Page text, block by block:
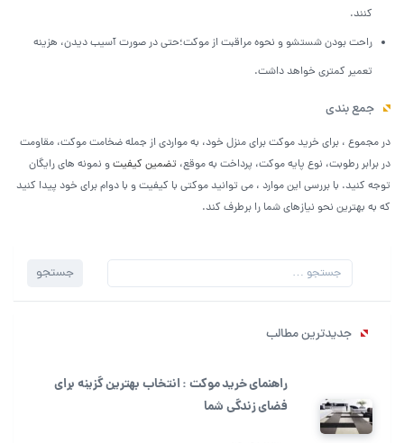
کنند.
راحت بودن شستشو و نحوه مراقبت از موکت؛حتی در صورت آسیب دیدن، هزینه
تعمیر کمتری خواهد داشت.
جمع بندی
در مجموع ، برای خرید موکت برای منزل خود، به مواردی از جمله ضخامت موکت، مقاومت
در برابر رطوبت، نوع پایه موکت، پرداخت به موقع، تضمین کیفیتو نمونه های رایگان
توجه کنید. با بررسی این موارد ، می توانید موکتی با کیفیت و با دوام برای خود پیدا کنید
که به بهترین نحو نیازهای شما را برطرف کند.
جستجو
جستجو
جدیدترین مطالب
راهنمای خرید موکت : انتخاب بهترین گزینه برای
فضای زندگی شما